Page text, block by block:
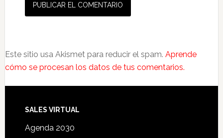
Este sitio usa Akismet para reducir el spam. Aprende
cómo se procesan los datos de tus comentarios.
SALES VIRTUAL
Agenda 2030